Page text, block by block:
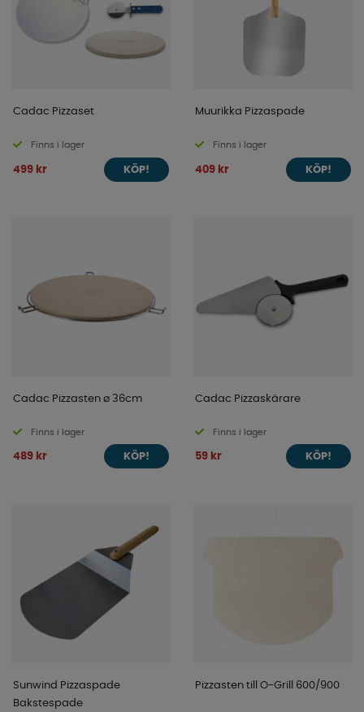
Cadac Pizzaset
Finns i lager
499 kr KÖP!
Muurikka Pizzaspade
Finns i lager
409 kr KÖP!
Cadac Pizzasten ø 36cm
Finns i lager
489 kr KÖP!
Cadac Pizzaskärare
Finns i lager
59 kr KÖP!
Sunwind Pizzaspade
Bakstespade
Pizzasten till O-Grill 600/900